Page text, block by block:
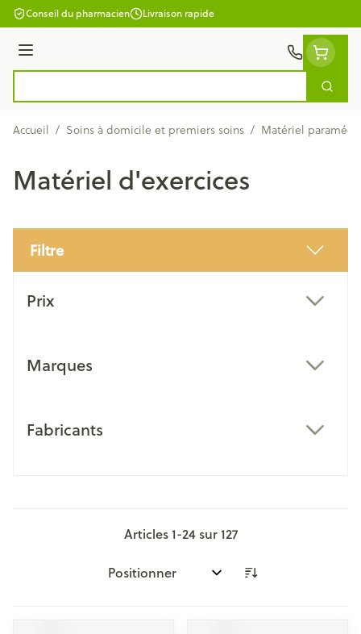
Aller au contenu
Conseil du pharmacien Livraison rapide
Menu
Accueil / Soins à domicile et premiers soins / Matériel
Matériel d'exercices
Filtre
Prix
Marques
Fabricants
Articles1-24sur127
Trier par: